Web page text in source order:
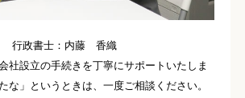
行政書士：内藤 香織
社設立の手続きを丁寧にサポートいたしま
な」というときは、一度ご相談ください。